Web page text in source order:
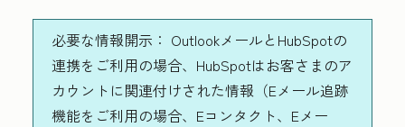
必要な情報開示： OutlookメールとHubSpotの
連携をご利用の場合、HubSpotはお客さまのア
カウントに関連付けされた情報（Eメール追跡
機能をご利用の場合、Eコンタクト、Eメー